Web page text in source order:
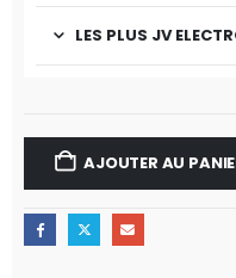
LES PLUS JV
AJOUTER AU